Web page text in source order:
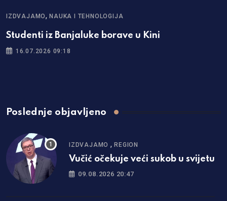
IZDVAJAMO,NAUKA I TEHNOLOGIJA
Studenti iz Banjaluke borave u Kini
16.07.2026 09:18
Poslednje objavljeno
IZDVAJAMO ,REGION
Vučić očekuje veći sukob u svijetu
09.08.2026 20:47